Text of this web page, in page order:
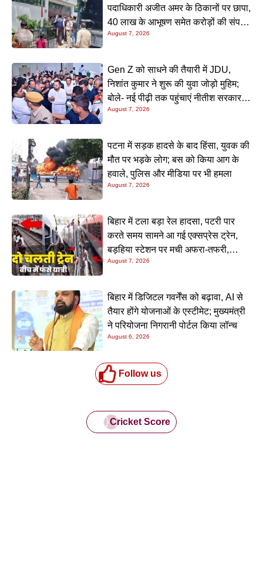
पदाधिकारी अजीत अमर के ठिकानों पर छापा,
40 लाख के आभूषण समेत करोड़ों की संपत्ति
की जांच शुरू
August 7, 2026
Gen Z को साधने की तैयारी में JDU,
निशांत कुमार ने शुरू की युवा जोड़ो मुहिम;
बोले- नई पीढ़ी तक पहुंचाएं नीतीश सरकार के
20 सालों के काम
August 7, 2026
पटना में सड़क हादसे के बाद हिंसा, युवक की
मौत पर भड़के लोग; बस को किया आग के
हवाले, पुलिस और मीडिया पर भी हमला
August 7, 2026
बिहार में टला बड़ा रेल हादसा, पटरी पार
करते समय सामने आ गई एक्सप्रेस ट्रेन,
बड़हिया स्टेशन पर मची अफरा-तफरी,
यात्रियों की लापरवाही आई सामने
August 7, 2026
बिहार में डिजिटल गवर्नेंस को बढ़ावा, AI से
तैयार होंगे योजनाओं के एस्टीमेट; मुख्यमंत्री
ने परियोजना निगरानी पोर्टल किया लॉन्च
August 6, 2026
Follow us
Cricket Score